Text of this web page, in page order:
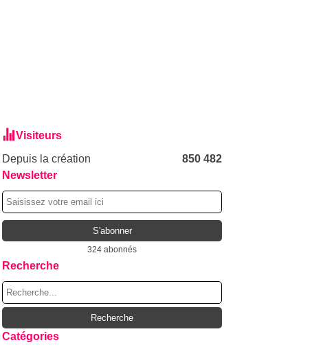
Visiteurs
Depuis la création
850 482
Newsletter
324 abonnés
Recherche
Catégories